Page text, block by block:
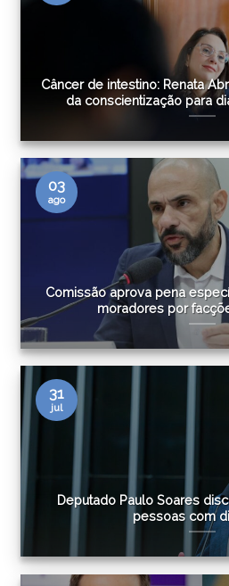
Câncer de intestino: Renata
da conscientização para
Comissão aprova pena
moradores por
03
ago
Deputado Paulo Soares
pessoas com
31
jul